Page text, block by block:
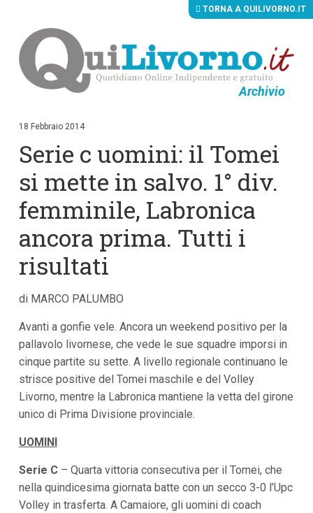
Archivio
i
i
c
n
e
n
t
p
r
n
i
a
l
V
a
M
n
P
r
TORNA A QUILIVORNO.IT
18 Febbraio 2014
Serie c uomini: il Tomei
si mette in salvo. 1° div.
femminile, Labronica
ancora prima. Tutti i
risultati
di MARCO PALUMBO
Avanti a gonfie vele. Ancora un weekend positivo per la
pallavolo livornese, che vede le sue squadre imporsi in
cinque partite su sette. A livello regionale continuano le
strisce positive del Tomei maschile e del Volley
Livorno, mentre la Labronica mantiene la vetta del girone
unico di Prima Divisione provinciale.
UOMINI
Serie C– Quarta vittoria consecutiva per il Tomei, che
nella quindicesima giornata batte con un secco 3-0 l’Upc
Volley in trasferta. A Camaiore, gli uomini di coach